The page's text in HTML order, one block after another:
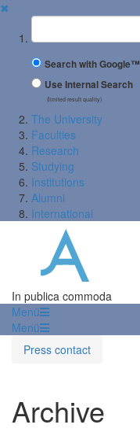
✖
Suchbegriff
Search with Google™
Use Internal Search
(limited result quality)
The University
Faculties
Research
Studying
Institutions
Alumni
International
In publica commoda
Menü
Menü
Press contact
Archive